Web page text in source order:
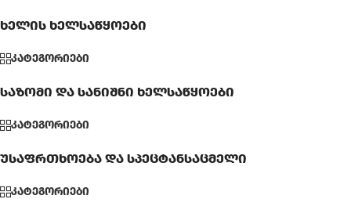
ხელის ხელსაწყოები
კატეგორიები
საზომი და სანიშნი ხელსაწყოები
კატეგორიები
უსაფრთხოება და სპეცტანსაცმელი
კატეგორიები